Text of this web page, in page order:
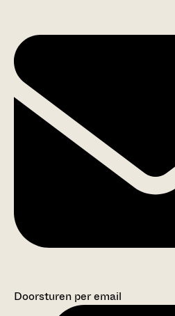
Doorsturen per email